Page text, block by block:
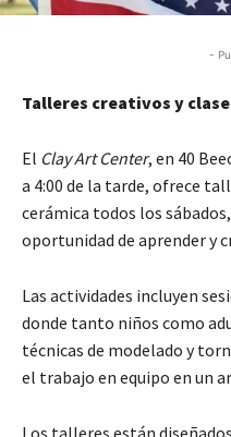
-
Talleres creativos y
El Clay Art Center, en 40
a 4:00 de la tarde, ofrece
cerámica todos los
oportunidad de aprender y
Las actividades incluyen
donde tanto niños como
técnicas de modelado y
el trabajo en equipo en un
Los talleres están